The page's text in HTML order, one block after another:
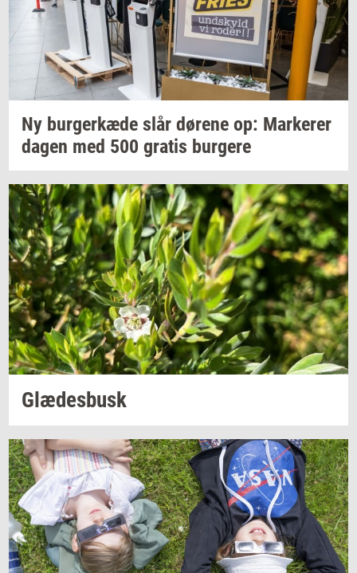
Ny bur­ger­kæ­de slår dø­re­ne op: Mar­ke­rer
dagen med 500 gra­tis bur­ge­re
Glæ­des­busk